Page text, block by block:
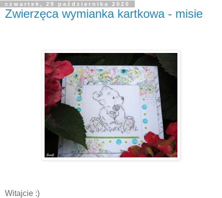
czwartek, 29 października 2020
Zwierzęca wymianka kartkowa - misie
Witajcie :)